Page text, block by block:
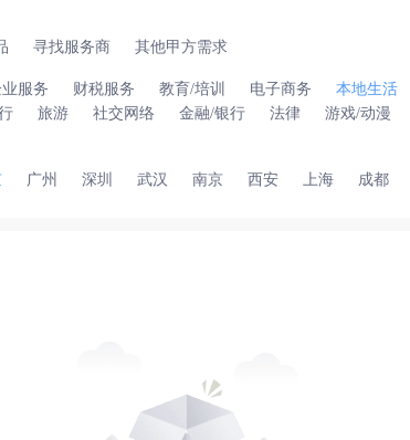
寻找服务商 其他甲方需求
服务 财税服务 教育/培训 电子商务 本地生活
旅游 社交网络 金融/银行 法律 游戏/动漫
广州 深圳 武汉 南京 西安 上海 成都